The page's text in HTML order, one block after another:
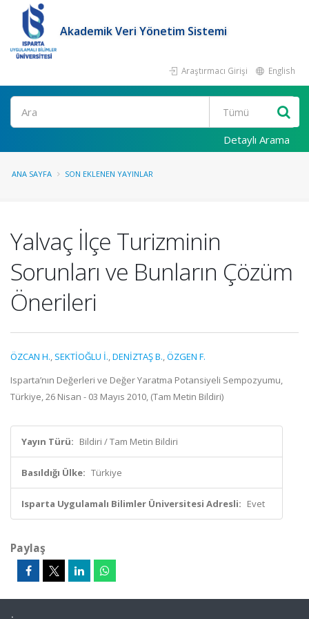
Akademik Veri Yönetim Sistemi
Araştırmacı Girişi English
Ara
Detaylı Arama
ANA SAYFA SON EKLENEN YAYINLAR
Yalvaç İlçe Turizminin
Sorunları ve Bunların Çözüm
Önerileri
ÖZCAN H., SEKTİOĞLU İ.,DENİZTAŞ B.,ÖZGEN F.
Isparta’nın Değerleri ve Değer Yaratma Potansiyeli Sempozyumu,
Türkiye, 26 Nisan - 03 Mayıs 2010, (Tam Metin Bildiri)
Yayın Türü: Bildiri / Tam Metin Bildiri
Basıldığı Ülke: Türkiye
Isparta Uygulamalı Bilimler Üniversitesi Adresli: Evet
Paylaş